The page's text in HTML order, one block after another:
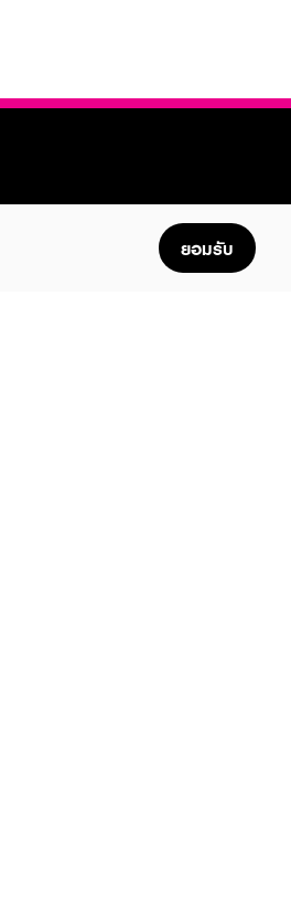
ยอมรับ